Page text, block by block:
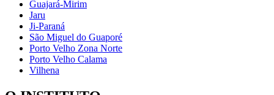
Guajará-Mirim
Jaru
Ji-Paraná
São Miguel do Guaporé
Porto Velho Zona Norte
Porto Velho Calama
Vilhena